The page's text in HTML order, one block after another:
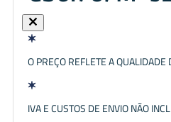
O PREÇO REFLETE A QUALIDADE
IVA E CUSTOS DE ENVIO NÃO